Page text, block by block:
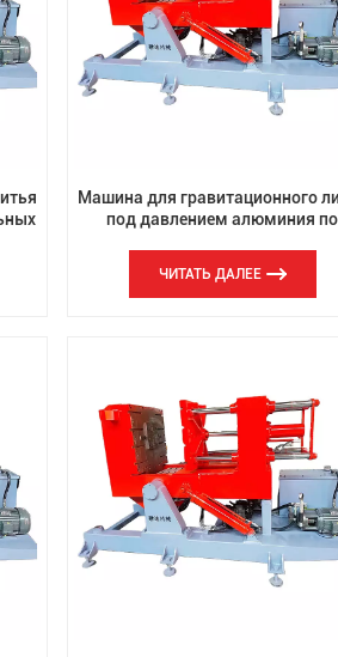
th
Машина для гравитационного
под давлением алюминия по
ЧИТАТЬ ДАЛЕЕ